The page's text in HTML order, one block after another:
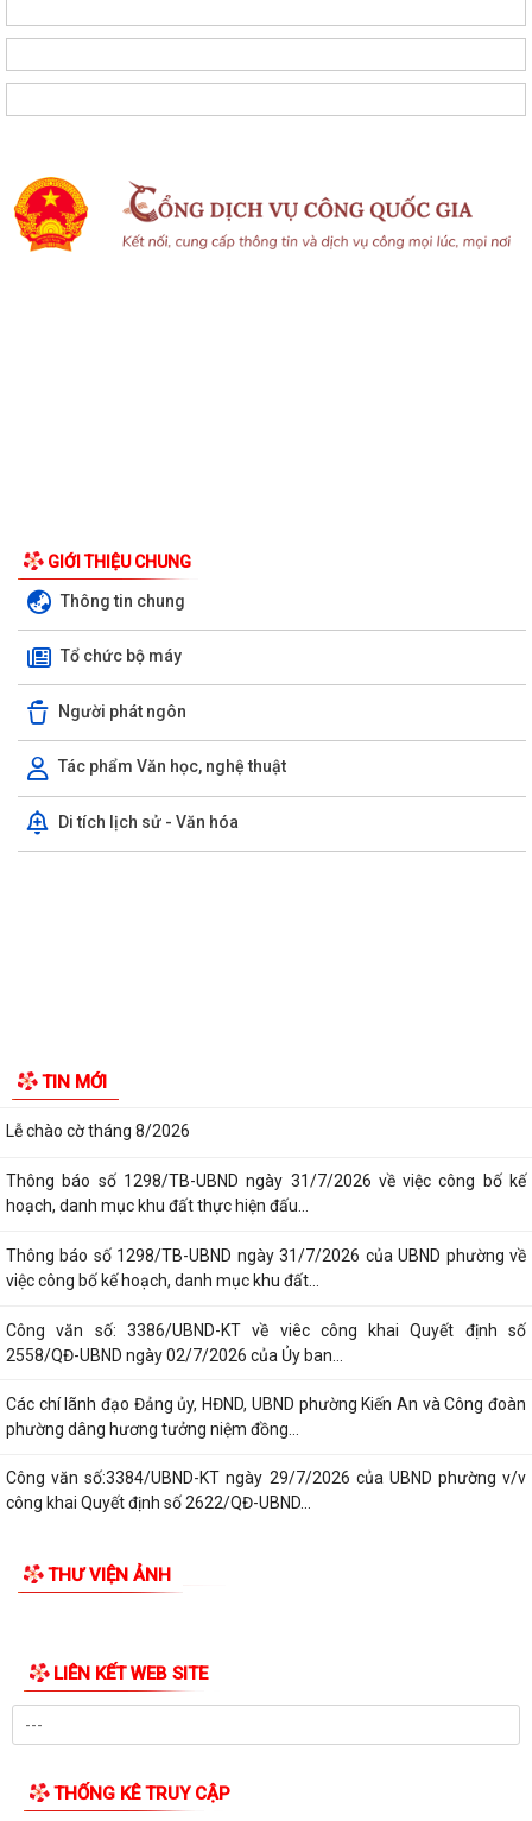
GIỚI THIỆU CHUNG
Thông tin chung
Tổ chức bộ máy
Người phát ngôn
Di tích lịch sử - Văn hóa
Công văn số 3385/UBND-KT ngày 29/7/2026 của UBND phường v/v
công khai Quyết định của Chủ tịch Ủy...
Tổ Đại biểu số 05 HĐND thành phố tiếp xúc cử tri sau Kỳ họp thường lệ
giữa năm 2026 HĐND thành phố...
Hội nghị tập huấn công tác Đoàn và phong trào thanh thiếu nhi năm
2026
Công văn số: 20/CV-TYT của Trạm y tế phường v/v công khai số điện
thoại đường dây nóng tiếp nhận...
phi truyền thống năm 2026
Kế hoạch số 265/KH-UBND ngày 3/8/2026 của UBND phường về triển
khai thực hiện Kế hoạch số...
phường tại tổ dân phố Lãm Khê (giáp...